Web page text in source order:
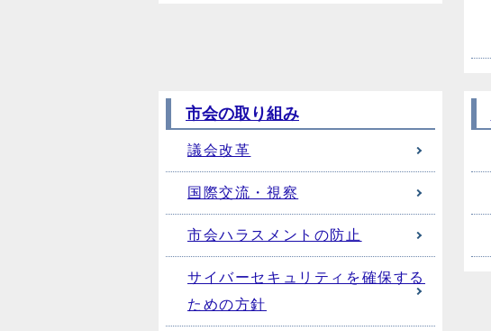
市会の取り組み
議会改革
国際交流・視察
市会ハラスメントの防止
サイバーセキュリティを確保する
ための方針